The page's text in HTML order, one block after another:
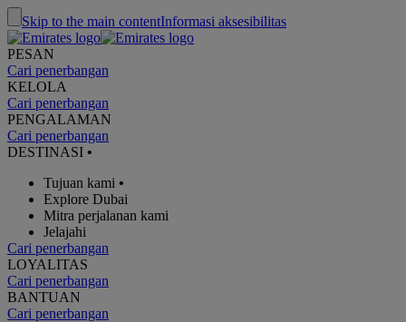
Skip to the main contentInformasi aksesibilitas
PESAN
Cari penerbangan
KELOLA
Cari penerbangan
PENGALAMAN
Cari penerbangan
DESTINASI •
Tujuan kami •
Explore Dubai
Mitra perjalanan kami
Jelajahi
Cari penerbangan
LOYALITAS
Cari penerbangan
BANTUAN
Cari penerbangan